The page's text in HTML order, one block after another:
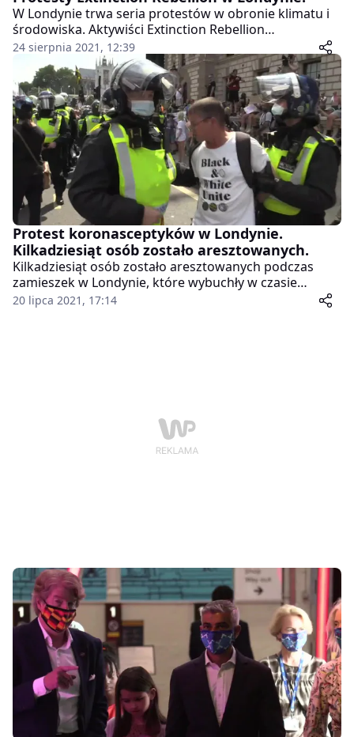
W Londynie trwa seria protestów w obronie klimatu i
środowiska. Aktywiści Extinction Rebellion
demonstrują m.in. w dzielnicy finansowej, w której
chcą blokować ruch. Według zapowiedzi, protest ma
potrwać dwa tygodnie.
24 sierpnia 2021, 12:39
Protest koronasceptyków w Londynie.
Kilkadziesiąt osób zostało aresztowanych.
Kilkadziesiąt osób zostało aresztowanych podczas
zamieszek w Londynie, które wybuchły w czasie
poniedziałkowej (19.07) demonstracji
20 lipca 2021, 17:14